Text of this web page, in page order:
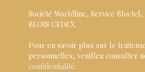
Société Worldline, Service Bloctel,
BLOIS CEDEX.
Pour en savoir plus sur le
personnelles, veuillez consulter
confidentialité.